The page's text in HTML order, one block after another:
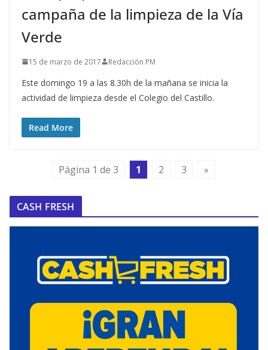
campaña de la limpieza de la Vía
Verde
15 de marzo de 2017 Redacción PM
Este domingo 19 a las 8.30h de la mañana se inicia la
actividad de limpieza desde el Colegio del Castillo.
Read More
Página 1 de 3 1 2 3 »
CASH FRESH